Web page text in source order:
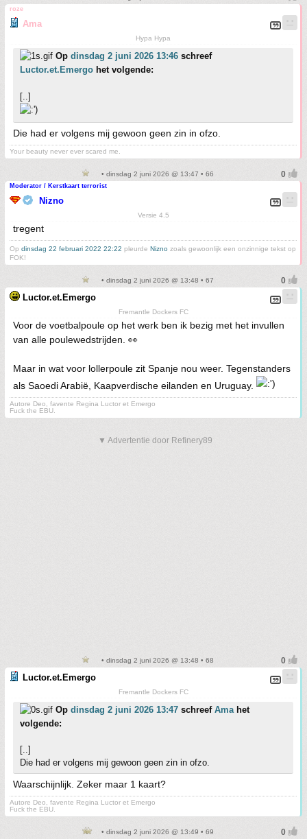
roze
Ama
Hypa Hypa
Op dinsdag 2 juni 2026 13:46 schreef
Luctor.et.Emergo het volgende:
[..]
Die had er volgens mij gewoon geen zin in ofzo.
Your beauty never ever scared me.
• dinsdag 2 juni 2026 @ 13:47 • 66
Moderator / Kerstkaart terrorist
Nizno
Versie 4.5
tregent
Op dinsdag 22 februari 2022 22:22 pleurde Nizno zoals gewoonlijk een onzinnige tekst op
FOK!
• dinsdag 2 juni 2026 @ 13:48 • 67
Luctor.et.Emergo
Fremantle Dockers FC
Voor de voetbalpoule op het werk ben ik bezig met het invullen
van alle poulewedstrijden. 👀
Maar in wat voor lollerpoule zit Spanje nou weer. Tegenstanders
als Saoedi Arabië, Kaapverdische eilanden en Uruguay.
Autore Deo, favente Regina Luctor et Emergo
Fuck the EBU.
▼ Advertentie door Refinery89
• dinsdag 2 juni 2026 @ 13:48 • 68
Luctor.et.Emergo
Fremantle Dockers FC
Op dinsdag 2 juni 2026 13:47 schreef Amahet
volgende:
[..]
Die had er volgens mij gewoon geen zin in ofzo.
Waarschijnlijk. Zeker maar 1 kaart?
Autore Deo, favente Regina Luctor et Emergo
Fuck the EBU.
• dinsdag 2 juni 2026 @ 13:49 • 69